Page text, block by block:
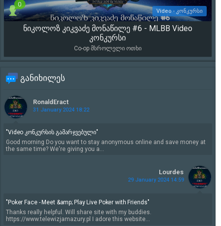
0
2 070
Video - კონკურსი
ნიკოლოზ კიკვაძე მონაწილე #6 - MLBB Video
კონკურსი
Co-op მსროლელი ოთხი
განიხილეს
"Video კონკურსის გამარჯვებული"
Good morning Do you want to stay anonymous online and save money at
the same time? We're giving you a...
RonaldEract
31 January 2024 18:22
"Poker Face - Meet &amp; Play Live Poker with Friends"
Thanks really helpful. Will share site with my buddies.
https://www.telewizjamazury.pl I adore this website...
Lourdes
29 January 2024 14:59